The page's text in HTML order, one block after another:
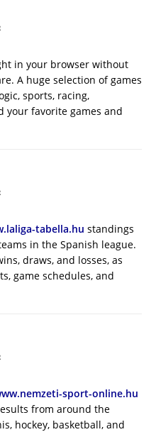
in your browser without
A huge selection of games
sports, racing,
your favorite games and
tabella.hu standings
in the Spanish league.
draws, and losses, as
game schedules, and
sport-online.hu
from around the
hockey, basketball, and